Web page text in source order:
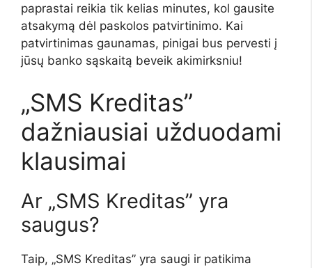
paprastai reikia tik kelias minutes, kol gausite
atsakymą dėl paskolos patvirtinimo. Kai
patvirtinimas gaunamas, pinigai bus pervesti į
jūsų banko sąskaitą beveik akimirksniu!
„SMS Kreditas”
dažniausiai užduodami
klausimai
Ar „SMS Kreditas” yra
saugus?
Taip, „SMS Kreditas” yra saugi ir patikima